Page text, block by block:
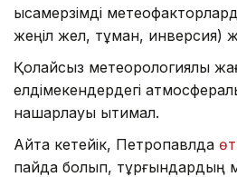
қысқамерзімді
жеңіл жел, тұман, инверсия)
Қолайсыз метеорологиялық
елдімекендердегі
нашарлауы ықтимал.
Айта кетейік, Петропавлда
пайда болып, тұрғындардың